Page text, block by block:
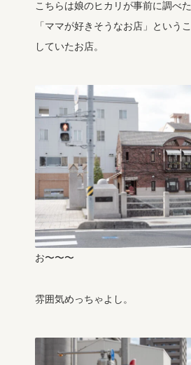
こちらは娘のヒカリが事前に調べ
「ママが好きそうなお店」という
していたお店。
お〜〜〜
雰囲気めっちゃよし。